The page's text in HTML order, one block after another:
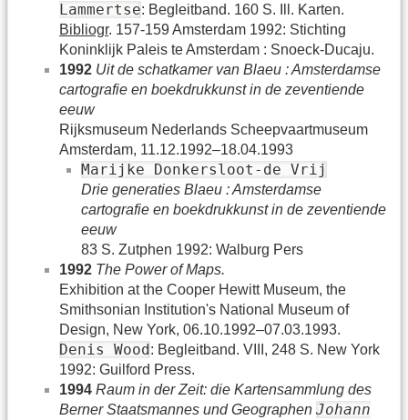
Lammertse: Begleitband. 160 S. Ill. Karten.
Bibliogr. 157-159 Amsterdam 1992: Stichting
Koninklijk Paleis te Amsterdam : Snoeck-Ducaju.
1992 Uit de schatkamer van Blaeu : Amsterdamse
cartografie en boekdrukkunst in de zeventiende
eeuw
Rijksmuseum Nederlands Scheepvaartmuseum
Amsterdam, 11.12.1992–18.04.1993
Marijke Donkersloot-de Vrij
Drie generaties Blaeu : Amsterdamse
cartografie en boekdrukkunst in de zeventiende
eeuw
83 S. Zutphen 1992: Walburg Pers
1992 The Power of Maps.
Exhibition at the Cooper Hewitt Museum, the
Smithsonian Institution's National Museum of
Design, New York, 06.10.1992–07.03.1993.
Denis Wood : Begleitband. VIII, 248 S. New York
1992: Guilford Press.
1994 Raum in der Zeit: die Kartensammlung des
Berner Staatsmannes und GeographenJohann